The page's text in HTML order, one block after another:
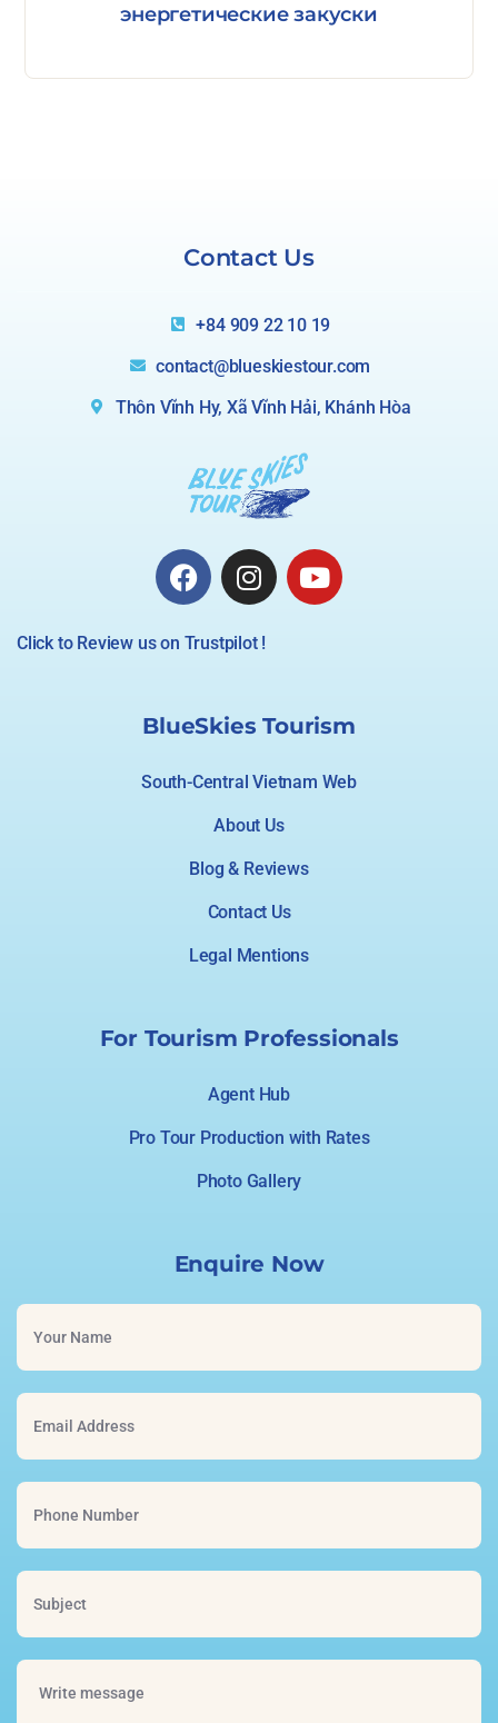
энергетические закуски
Contact Us
+84 909 22 10 19
contact@blueskiestour.com
Thôn Vĩnh Hy, Xã Vĩnh Hải, Khánh Hòa
Click to Review us on Trustpilot !
BlueSkies Tourism
South-Central Vietnam Web
About Us
Blog & Reviews
Contact Us
Legal Mentions
For Tourism Professionals
Agent Hub
Pro Tour Production with Rates
Photo Gallery
Enquire Now